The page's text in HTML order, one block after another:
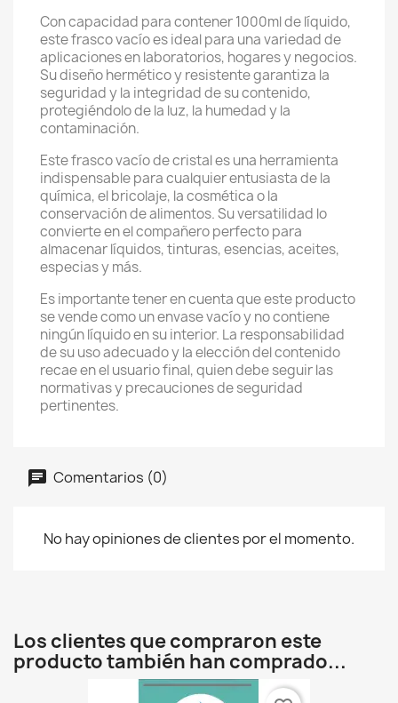
Con capacidad para contener 1000ml de líquido,
este frasco vacío es ideal para una variedad de
aplicaciones en laboratorios, hogares y negocios.
Su diseño hermético y resistente garantiza la
seguridad y la integridad de su contenido,
protegiéndolo de la luz, la humedad y la
contaminación.
Este frasco vacío de cristal es una herramienta
indispensable para cualquier entusiasta de la
química, el bricolaje, la cosmética o la
conservación de alimentos. Su versatilidad lo
convierte en el compañero perfecto para
almacenar líquidos, tinturas, esencias, aceites,
especias y más.
Es importante tener en cuenta que este producto
se vende como un envase vacío y no contiene
ningún líquido en su interior. La responsabilidad
de su uso adecuado y la elección del contenido
recae en el usuario final, quien debe seguir las
normativas y precauciones de seguridad
pertinentes.
Comentarios (0)
No hay opiniones de clientes por el momento.
Los clientes que compraron este
producto también han comprado...